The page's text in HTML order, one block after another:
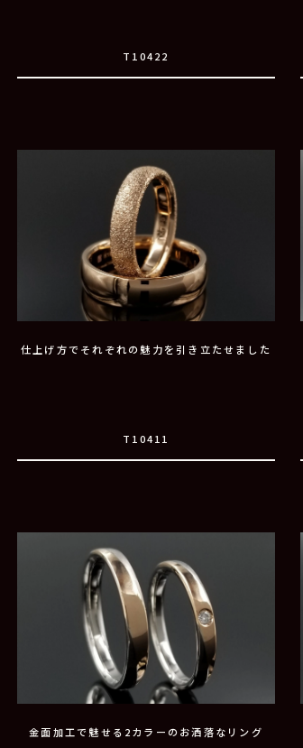
T10422
仕上げ方でそれぞれの魅力を引き立たせました
T10411
金面加工で魅せる2カラーのお洒落なリング